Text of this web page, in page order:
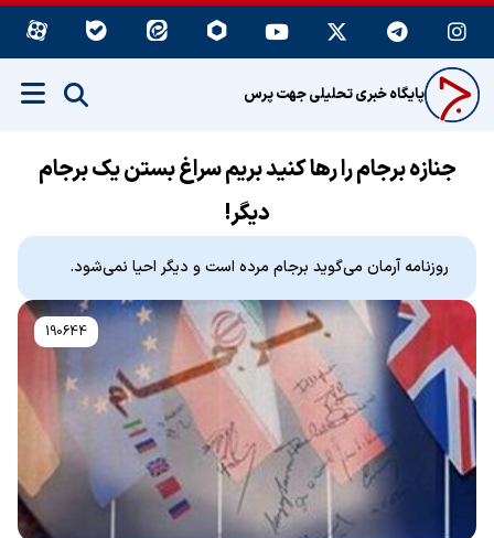
پایگاه خبری تحلیلی جهت پرس
جنازه برجام را رها کنید بریم سراغ بستن یک برجام
دیگر!
روزنامه آرمان می‌گوید برجام مرده است و دیگر احیا نمی‌شود.
190644